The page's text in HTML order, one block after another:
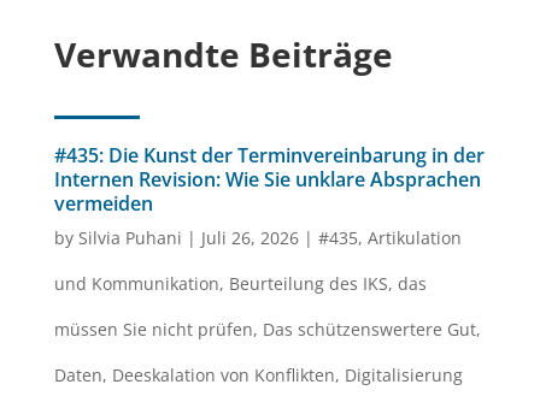
Verwandte Beiträge
#435: Die Kunst der Terminvereinbarung in der
Internen Revision: Wie Sie unklare Absprachen
vermeiden
by Silvia Puhani | Juli 26, 2026| #435, Artikulation
und Kommunikation, Beurteilung des IKS, das
müssen Sie nicht prüfen, Das schützenswertere Gut,
Daten, Deeskalation von Konflikten, Digitalisierung